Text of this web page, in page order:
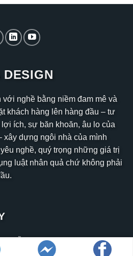
DESIGN
nghề bằng niềm đam mê và
khách hàng lên hàng đầu – tư
ích, sự băn khoăn, âu lo của
xây dựng ngôi nhà của mình
nghề, quý trọng những giá trị
luật nhân quả chứ không phải
Duy Trinh, Khu dân cư
Thành phố Hồ Chí Minh